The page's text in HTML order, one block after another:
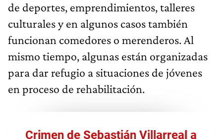
de deportes, emprendimientos, talleres
culturales y en algunos casos también
funcionan comedores o merenderos. Al
mismo tiempo, algunas están organizadas
para dar refugio a situaciones de jóvenes
en proceso de rehabilitación.
Crimen de Sebastián Villarreal a